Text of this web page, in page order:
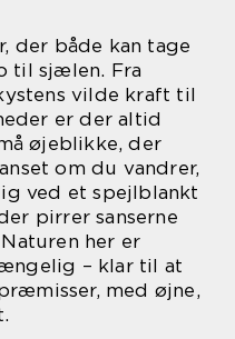
der både kan tage
til sjælen. Fra
vilde kraft til
er der altid
øjeblikke, der
om du vandrer,
ved et spejlblankt
pirrer sanserne
her er
– klar til at
med øjne,